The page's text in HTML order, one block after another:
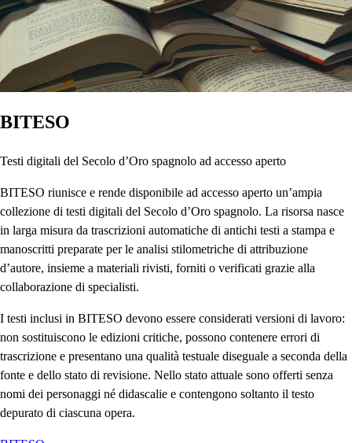
BITESO
Testi digitali del Secolo d’Oro spagnolo ad accesso aperto
BITESO riunisce e rende disponibile ad accesso aperto un’ampia
collezione di testi digitali del Secolo d’Oro spagnolo. La risorsa nasce
in larga misura da trascrizioni automatiche di antichi testi a stampa e
manoscritti preparate per le analisi stilometriche di attribuzione
d’autore, insieme a materiali rivisti, forniti o verificati grazie alla
collaborazione di specialisti.
I testi inclusi in BITESO devono essere considerati versioni di lavoro:
non sostituiscono le edizioni critiche, possono contenere errori di
trascrizione e presentano una qualità testuale diseguale a seconda della
fonte e dello stato di revisione. Nello stato attuale sono offerti senza
nomi dei personaggi né didascalie e contengono soltanto il testo
depurato di ciascuna opera.